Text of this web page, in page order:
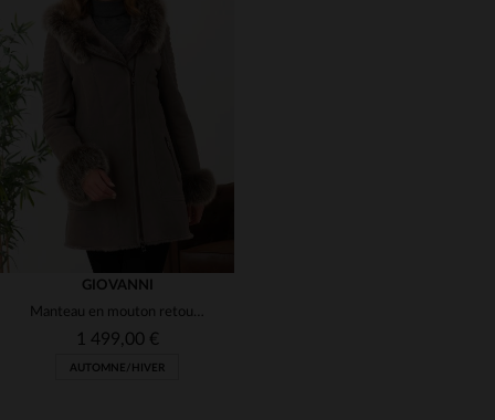
(1)
(1)
GIOVANNI
Manteau en mouton retourné gris.Fourrure de et coupe ajustée.
1 499,00 €
AUTOMNE/HIVER